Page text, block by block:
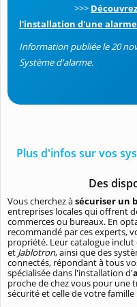
>>>
l'installation d'une alarme
Information publiée le 20
Système d'alarme.
Plus d'infos sur vos
Des
Vous cherchez àsécuriser un
entreprises locales qui offrent
commerces ou bureaux. En
recommandé par ces experts,
propriété. Leur catalogue
et Jablotron, ainsi que des
connectés, répondant à tous
spécialisée dans l'installation d'
proche de chez vous pour
sécurité et celle de votre